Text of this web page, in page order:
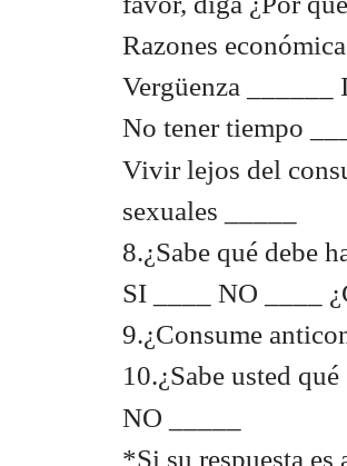
Razones
Vergüenza
No tener tiempo
Vivir lejos del
sexuales _____
8.¿Sabe qué debe
SI ____ NO ____
9.¿Consume
10.¿Sabe usted
NO _____
*Si su respuesta